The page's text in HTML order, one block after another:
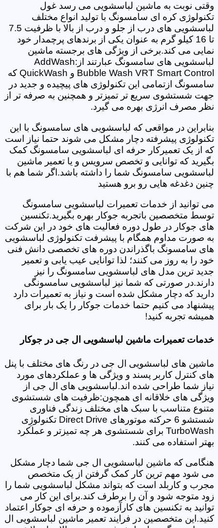
وقتی نوبت به ماشین لباسشویی می رسد غول
تکنولوژی کره ای سامسونگ با تولید انواع مختلف
لباسشویی های درب از جلو و درب از بالا با ظرفیت 7.5
تا 16 کیلو گرم به عنوان یکی از برندهای پرچمدار خود
نمایی می کند.برخی از ویژگی های برجسته ماشین
لباسشویی های سامسونگ عبارتند از:AddWash
Bubble Wash VRT Smart Control و QuickWash که
سامسونگ ازتمامی این تکنولوژی های پیچیده و جدید در
جهت شستشوی سریع تر تمیزتر و همچنین به صرفه تر از
نظر مصرف انرژی بهره می گیرد.
بنابراین در مواقعی که لباسشویی های سامسونگ با این
تکنولوژی پیشرفته دچار مشکل می شوند حتما نیاز است
که از یک تعمیرکار حرفه ای لباسشویی سامسونگ کمک
بگیرید که توانایی و تخصص سرویس و یا تعمیر ماشین
لباسشویی سامسونگ شما را داشته باشد.اگر شما هم با
چنین دغدغه هایی رو برو هستید
می توانید از خدمات تعمیرات لباسشویی سامسونگ
توسط متخصصین باتجربه جوکار بهره بگیرید.تکنسین
های جوکار در طول دوره فعالیت های خود در این شرکت
به صورت مداوم همگام با پیشرفت تکنولوژی لباسشویی
های سامسونگ باگذراندن دوره های تخصصی دانش فنی
خود را به روز می کنند؛ لذا توانایی عیب یابی و تعمیر
جدید ترین مدل های لباسشویی سامسونگ را نیز
دارند.در صورتی که شما نیز لباسشویی سامسونگی
دارید که دچار مشکل شده است و نیاز به تعمیرات دارد
پیشنهاد می کنیم حتما خدمات جوکار را یک بار برای
همیشه تجربه کنید!
خدمات تعمیرات ماشین لباسشویی ال جی در جوکار
ماشین های لباسشویی ال جی در رنگ های مختلف با پنل
های کنترل کاربر پسند و ویژگی ها و عملکردهای مورد
نیاز شما طراحی شده اند.لباسشویی های ال جی از
ویژگی های خلاقانه ای همچون:ظرفیت های شستشوی
متنوع متناسب با سبک های مختلف زندگی فناوری
شستشو 6 حرکته موتورهای Direct Drive تکنولوژِی
TurboWash برای شستشوی هر چه تمیزتر و عملکرد
بهتر استفاده می کنند.
هنگامی که ماشین لباسشویی ال جی شما دچار مشکل
می شود مهم ترین کار کمک گرفتن از یک متخصص
مجرب و کاربلد است که بتواند مشکل لباسشویی شما را
زود متوجه شود و آن را برطرف کند.برای این کار می
توانید به تکنسین های کارآزموده و حرفه ای جوکار اعتماد
کنید.این متخصصین در فرایند تعمیر ماشین لباسشویی ال